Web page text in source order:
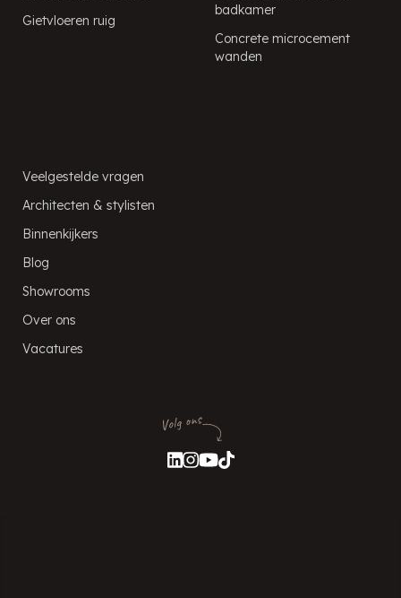
Volg ons
Gietvloeren ruig
badkamer
Concrete microcement
wanden
Veelgestelde vragen
Architecten & stylisten
Binnenkijkers
Blog
Showrooms
Over ons
Vacatures